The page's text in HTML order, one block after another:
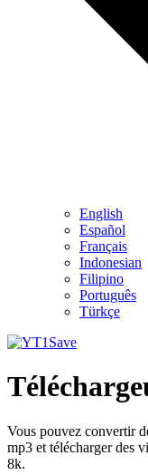
English
Español
Français
Indonesian
Filipino
Português
Türkçe
Vous pouvez convertir
mp3 et télécharger des
8k.